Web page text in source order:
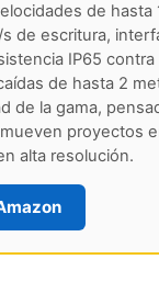
de hasta
de escritura,
IP65
de hasta 2
de la gama,
proyectos
alta resolución.